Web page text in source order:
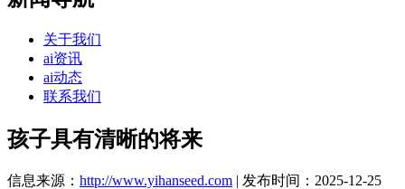
关于我们
ai资讯
ai动态
联系我们
孩子具有清晰的将来
信息来源： http://www.yihanseed.com | 发布时间：2025-12-25